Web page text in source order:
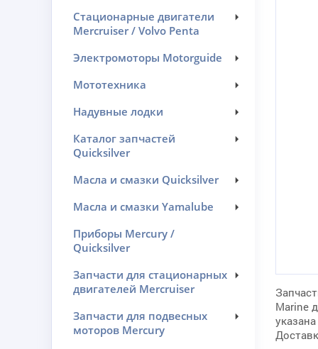
Стационарные двигатели
Mercruiser / Volvo Penta
Электромоторы Motorguide
Мототехника
Надувные лодки
Каталог запчастей
Quicksilver
Масла и смазки Quicksilver
Масла и смазки Yamalube
Приборы Mercury /
Quicksilver
Запчасти для стационарных
двигателей Mercruiser
Запчасти для подвесных
моторов Mercury
Marine